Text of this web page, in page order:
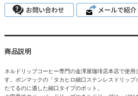
商品説明
ネルドリップコーヒー専門の金澤屋珈琲店本店で使
す。ボンマックの「タカヒロ細口ステンレスドリップ
たてるのに適した細口タイプのポット。